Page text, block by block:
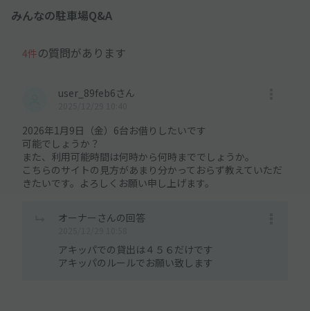
みんなの駐車場Q&A
4件の質問があります
user_89feb6さん
2026年1月9日（金）6台お借りしたいです
可能でしょうか？
また、利用可能時間は何時から何時まででしょうか。
こちらのサイトの見方があまり分かっておらず教えていただ
きたいです。よろしくお願い申し上げます。
オーナーさんの回答
アキッパでの貸出は４５６だけです
アキッパのルールでお願い致します